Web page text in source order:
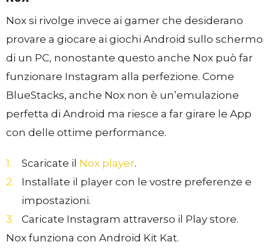
Nox si rivolge invece ai gamer che desiderano
provare a giocare ai giochi Android sullo schermo
di un PC, nonostante questo anche Nox può far
funzionare Instagram alla perfezione. Come
BlueStacks, anche Nox non è un’emulazione
perfetta di Android ma riesce a far girare le App
con delle ottime performance.
Scaricate il Nox player.
Installate il player con le vostre preferenze e
impostazioni.
Caricate Instagram attraverso il Play store.
Nox funziona con Android Kit Kat.